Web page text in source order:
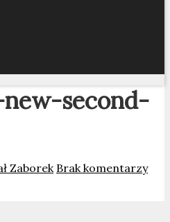
second-
Zaborek Brak komentarzy